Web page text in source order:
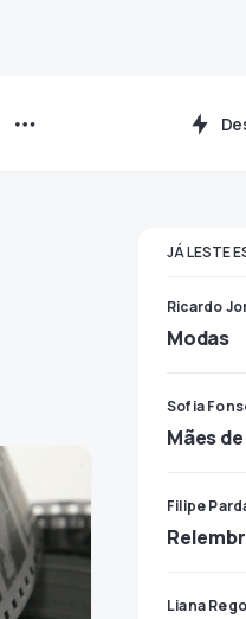
JÁ LESTE
Ricardo
Modas
Sofia
Mães
Filipe
Liana Rego